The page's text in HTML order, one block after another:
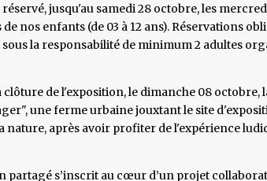
jusqu'au samedi 28 octobre, les
nos enfants (de 03 à 12 ans). Réservations
la responsabilité de minimum 2 adultes
de l'exposition, le dimanche 08 octobre,
une ferme urbaine jouxtant le site
nature, après avoir profiter de l'expérience
partagé s’inscrit au cœur d’un projet